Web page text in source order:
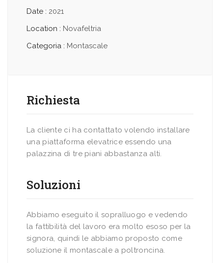
Date : 2021
Location : Novafeltria
Categoria : Montascale
Richiesta
La cliente ci ha contattato volendo installare
una piattaforma elevatrice essendo una
palazzina di tre piani abbastanza alti.
Soluzioni
Abbiamo eseguito il sopralluogo e vedendo
la fattibilità del lavoro era molto esoso per la
signora, quindi le abbiamo proposto come
soluzione il montascale a poltroncina.